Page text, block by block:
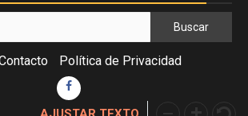
Política de Privacidad
Facebook